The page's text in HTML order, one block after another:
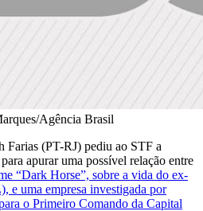
Agência Brasil
Farias (PT-RJ) pediu ao STF a
apurar uma possível relação entre
“Dark Horse”, sobre a vida do ex-
e uma empresa investigada por
o Primeiro Comando da Capital